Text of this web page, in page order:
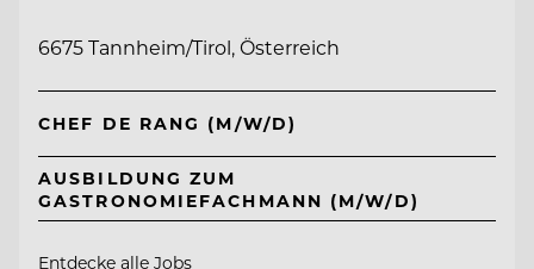
6675 Tannheim/Tirol, Österreich
CHEF DE RANG (M/W/D)
AUSBILDUNG ZUM
GASTRONOMIEFACHMANN (M/W/D)
Entdecke alle Jobs